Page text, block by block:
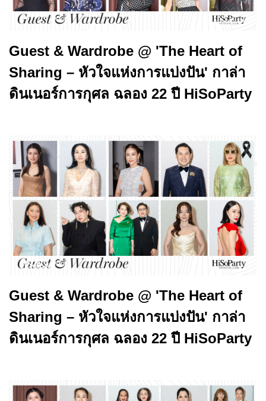
Guest & Wardrobe @ 'The Heart of
Sharing – หัวใจแห่งการแบ่งปัน' กาล่า
ดินเนอร์การกุศล ฉลอง 22 ปี HiSoParty
Guest & Wardrobe @ 'The Heart of
Sharing – หัวใจแห่งการแบ่งปัน' กาล่า
ดินเนอร์การกุศล ฉลอง 22 ปี HiSoParty